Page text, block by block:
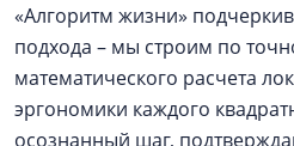
«Алгоритм жизни»
подхода – мы строим по
математического расчета
эргономики каждого
осознанный шаг,